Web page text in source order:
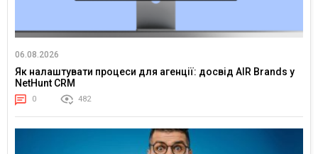
06.08.2026
Як налаштувати процеси для агенції: досвід AIR Brands у
NetHunt CRM
0 482